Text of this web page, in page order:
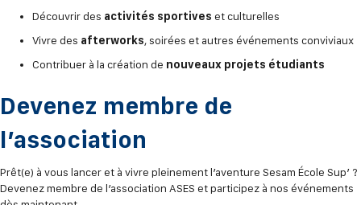
Découvrir des activités sportives et culturelles
Vivre des afterworks, soirées et autres événements conviviaux
Contribuer à la création de nouveaux projets étudiants
Devenez membre de
l’association
Prêt(e) à vous lancer et à vivre pleinement l’aventure Sesam École Sup’ ?
Devenez membre de l’association ASES et participez à nos événements